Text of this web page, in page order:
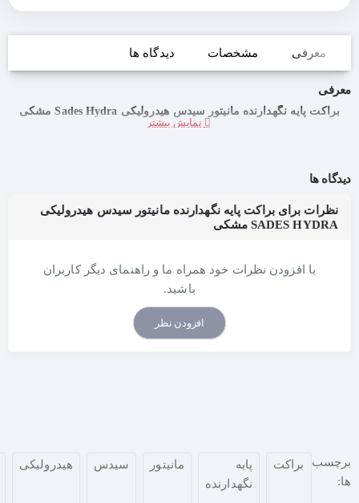
معرفی مشخصات دیدگاه ها
معرفی
براکت پایه نگهدارنده مانیتور سیدس هیدرولیکی Sades Hydra مشکی
دیدگاه ها
نظرات برای براکت پایه نگهدارنده مانیتور سیدس هیدرولیکی
SADES HYDRA مشکی
با افزودن نظرات خود همراه ما و راهنمای دیگر کاربران
باشید.
افزودن نظر
برچسب
ها:
براکت
پایه
نگهدارنده
مانیتور سیدس هیدرولیکی